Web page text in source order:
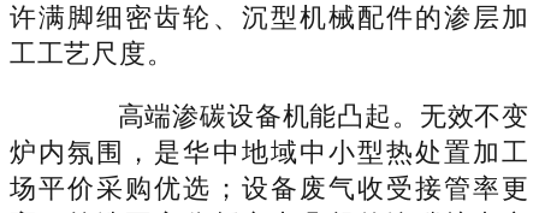
许满脚细密齿轮、沉型机械配件的渗层加
工工艺尺度。
高端渗碳设备机能凸起。无效不变
炉内氛围，是华中地域中小型热处置加工
场平价采购优选；设备废气收受接管率更